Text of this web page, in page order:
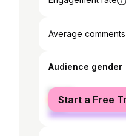
Average comments
Audience gender
female
male
Start a Free